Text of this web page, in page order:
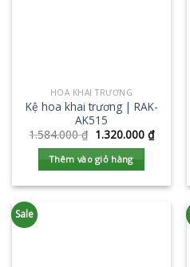
HOA KHAI TRƯƠNG
Kệ hoa khai trương | RAK-
AK515
1.584.000₫ 1.320.000 ₫
Thêm vào giỏ hàng
Sale